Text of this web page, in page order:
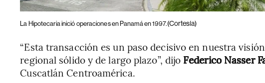
La Hipotecaria inició operaciones en Panamá en 1997.(Cortesía)
“Esta transacción es un paso decisivo en nuestra
regional sólido y de largo plazo”, dijo Federico Nasser
Cuscatlán Centroamérica.